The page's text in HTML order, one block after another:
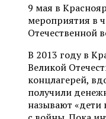
9 мая в
мероприятия в
Отечественной
В 2013 году в
Великой
концлагерей,
получили
называют «дети